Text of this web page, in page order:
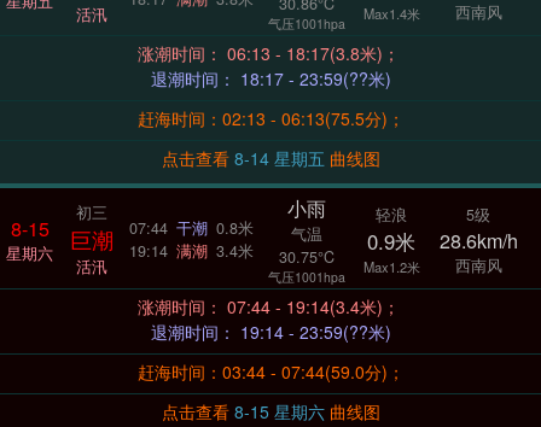
活汛 气压1001hpa
Max1.4米 西南风
涨潮时间： 06:13 - 18:17(3.8米)；
退潮时间： 18:17 - 23:59(??米)
赶海时间：02:13 - 06:13(75.5分)；
点击查看
8-14 星期五 曲线图
8-15
星期六
初三
巨潮
活汛
07:44 干潮 0.8米
19:14 满潮 3.4米
小雨
气温
30.75°C
气压1001hpa
轻浪
0.9米
Max1.2米
5级
28.6km/h
西南风
涨潮时间： 07:44 - 19:14(3.4米)；
退潮时间： 19:14 - 23:59(??米)
赶海时间：03:44 - 07:44(59.0分)；
点击查看
8-15 星期六 曲线图